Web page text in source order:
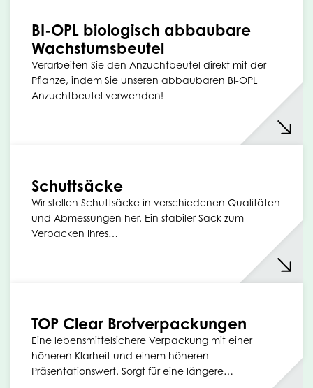
BI-OPL biologisch abbaubare
Wachstumsbeutel
Verarbeiten Sie den Anzuchtbeutel direkt mit der
Pflanze, indem Sie unseren abbaubaren BI-OPL
Anzuchtbeutel verwenden!
Schuttsäcke
Wir stellen Schuttsäcke in verschiedenen Qualitäten
und Abmessungen her. Ein stabiler Sack zum
Verpacken Ihres…
TOP Clear Brotverpackungen
Eine lebensmittelsichere Verpackung mit einer
höheren Klarheit und einem höheren
Präsentationswert. Sorgt für eine längere…